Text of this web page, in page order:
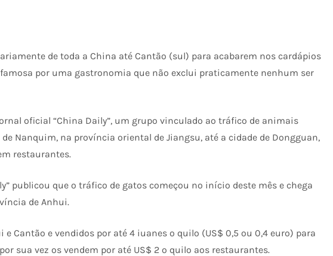
de toda a China até Cantão (sul) para acabarem nos cardápios
por uma gastronomia que não exclui praticamente nenhum ser
oficial “China Daily”, um grupo vinculado ao tráfico de animais
Nanquim, na província oriental de Jiangsu, até a cidade de Dongguan,
restaurantes.
publicou que o tráfico de gatos começou no início deste mês e chega
de Anhui.
e Cantão e vendidos por até 4 iuanes o quilo (US$ 0,5 ou 0,4 euro) para
sua vez os vendem por até US$ 2 o quilo aos restaurantes.